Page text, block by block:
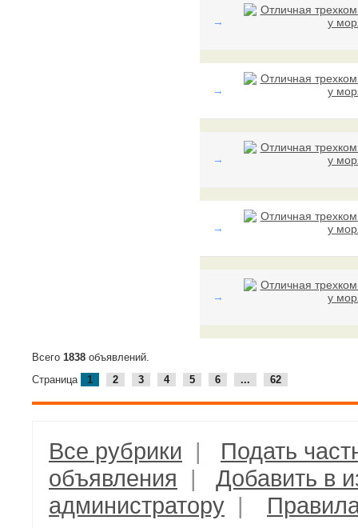
→
→
→
→
→
Всего 1838 объявлений.
Страница
1 2 3 4 5 6 ... 62
Все рубрики | Подать
объявления | Добавить в
администратору |